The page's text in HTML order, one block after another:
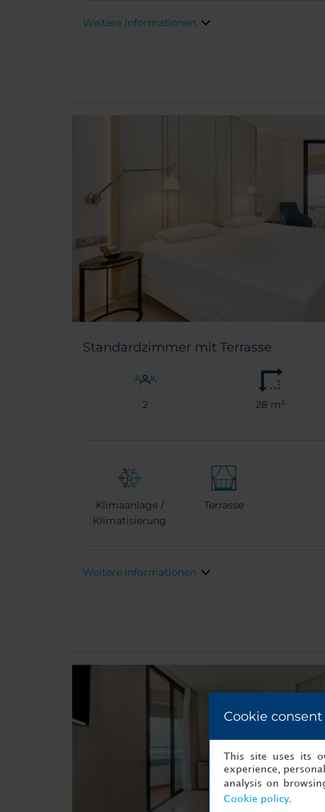
Weitere Informationen
Standardzimmer mit Terrasse
2 28 m²
Klimaanlage /
Klimatisierung
Terrasse
Weitere Informationen
Cookie consent
This site uses its
experience,
analysis on
Cookie policy.